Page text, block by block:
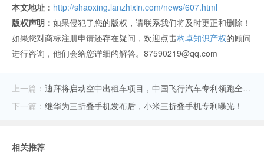
本文地址： http://shaoxing.lanzhixin.com/news/607.html
版权声明： 如果侵犯了您的版权，请联系我们将及时更正和删除！
如果您对商标注册申请还存在疑问，欢迎点击构卓知识产权的顾问
进行咨询，他们会给您详细的解答。87590219@qq.com
上一篇： 迪拜将启动空中出租车项目，中国飞行汽车专利领跑全球！
下一篇： 继华为三折叠手机发布后，小米三折叠手机专利曝光！
相关推荐